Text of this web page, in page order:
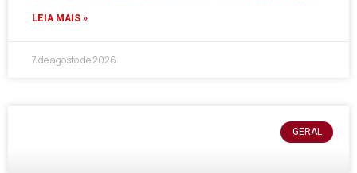
LEIA MAIS »
7 de agosto de 2026
GERAL